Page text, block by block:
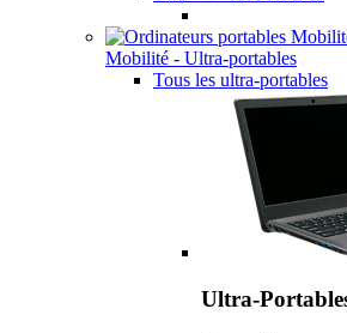
Mobilité - Ultra-portables
Tous les ultra-portables
Ultra-